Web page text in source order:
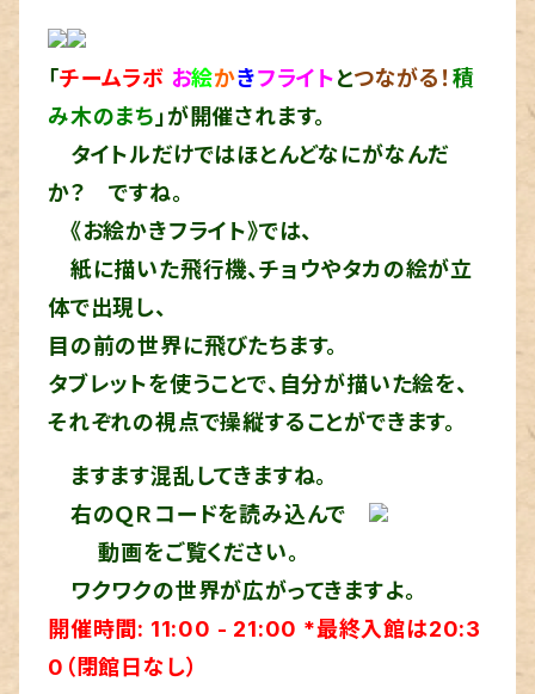
「チームラボ お絵かきフライトとつながる！積
み木のまち 」が開催されます。
タイトルだけではほとんどなにがなんだ
か？
ですね。
《お絵かきフライト》では、
紙に描いた飛行機、チョウやタカの絵が立
体で出現し、
目の前の世界に飛びたちます。
タブレッ トを使うことで、自分が描いた絵を、
それぞれの視点で操縦することができます。
ますます混乱してきますね。
右のＱＲコードを読み込んで
動画をご覧ください。
ワクワクの世界が広がってきますよ。
開催時間: 11:00 - 21:00 *最終入館は20:3
0（閉館日なし）